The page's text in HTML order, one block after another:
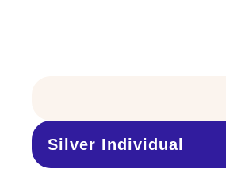
Silver Individual